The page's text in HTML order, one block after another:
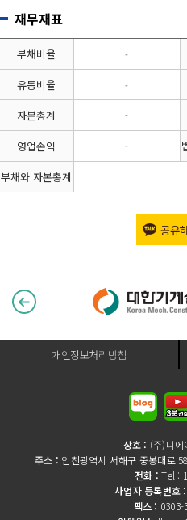
재무재표
부채비율 -
유동비율 -
자본총계 -
영업손익 -
부채와 자본총계
공유
개인정보처리방침
상호 : (주)디에
주소 : 인천광역시 서해구 중봉대로
전화 :Tel :
사업자 등록번호 :
팩스 : 0303-